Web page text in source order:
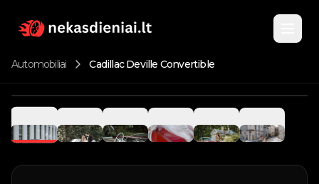
Katalogas
Automobiliai Cadillac Deville Convertible